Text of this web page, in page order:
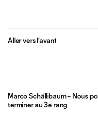
Aller vers l’avant
Marco Schällibaum – Nous
terminer au 3e rang